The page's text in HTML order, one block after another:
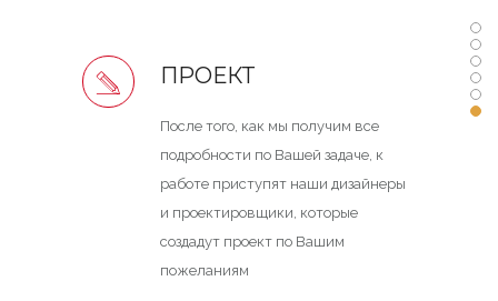
ПРОЕКТ
После того, как мы получим все
подробности по Вашей задаче, к
работе приступят наши дизайнеры
и проектировщики, которые
создадут проект по Вашим
пожеланиям